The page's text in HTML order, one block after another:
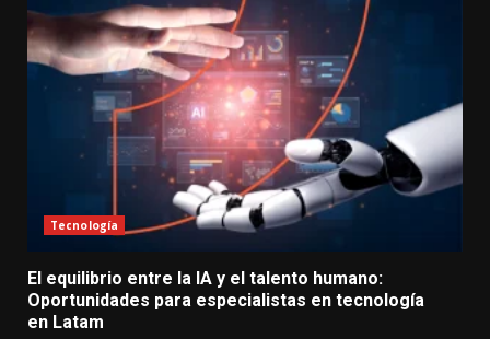
Tecnología
El equilibrio entre la IA y el talento humano:
Oportunidades para especialistas en tecnología
en Latam